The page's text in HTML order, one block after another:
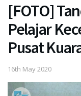
[FOTO]
Pelajar
Pusat
16th May 2020